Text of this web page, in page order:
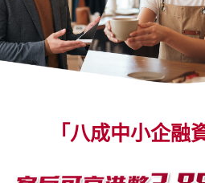
「八成中小企融